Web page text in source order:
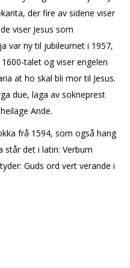
der fire av sidene viser
viser Jesus som
var ny til jubileumet i 1957,
talet og viser engelen
at ho skal bli mor til Jesus.
due, laga av sokneprest
Ande.
frå 1594, som også hang
står det i latin: Verbum
Guds ord vert verande i